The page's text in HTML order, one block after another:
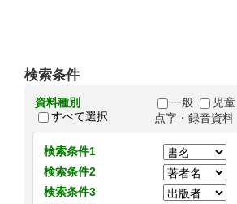
検索条件
資料種別
すべて選択
一般 児童
点字・録音資料
検索条件1
検索条件2
検索条件3